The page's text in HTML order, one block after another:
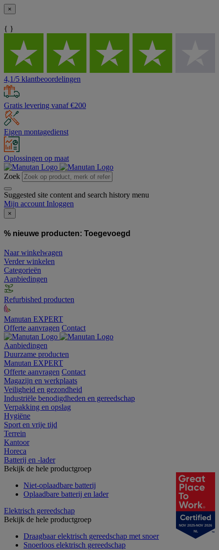
×
{ }
4,1/5 klantbeoordelingen
Gratis levering vanaf €200
Eigen montagedienst
Oplossingen op maat
Zoek
Suggested site content and search history menu
Mijn account Inloggen
×
% nieuwe producten: Toegevoegd
Naar winkelwagen
Verder winkelen
Categorieën
Aanbiedingen
Refurbished producten
Manutan EXPERT
Offerte aanvragen Contact
Aanbiedingen
Duurzame producten
Manutan EXPERT
Offerte aanvragen Contact
Magazijn en werkplaats
Veiligheid en gezondheid
Industriële benodigdheden en gereedschap
Verpakking en opslag
Hygiëne
Sport en vrije tijd
Terrein
Kantoor
Horeca
Batterij en -lader
Bekijk de hele productgroep
Niet-oplaadbare batterij
Oplaadbare batterij en lader
Elektrisch gereedschap
Bekijk de hele productgroep
Draagbaar elektrisch gereedschap met snoer
Snoerloos elektrisch gereedschap
NOV 2025-NOV 2026
NL